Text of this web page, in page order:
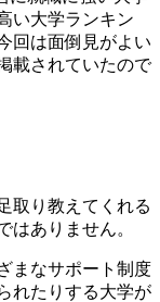
い大学ランキン
回は面倒見がよい
載されていたので
取り教えてくれる
はありません。
まなサポート制度
れたりする大学が